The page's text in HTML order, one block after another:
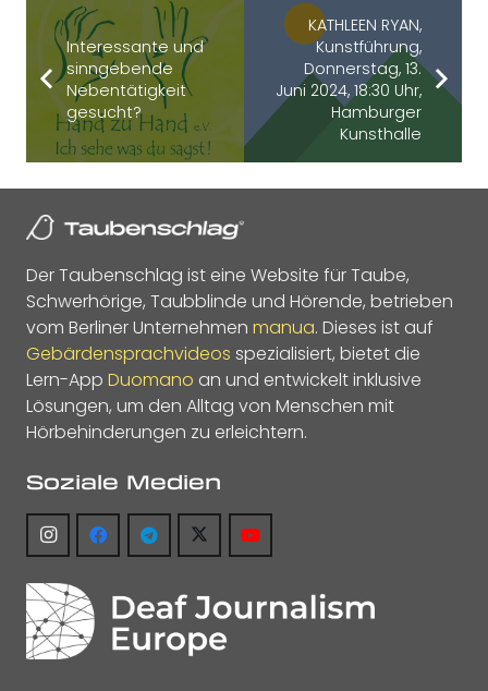
Interessante und
sinngebende
Nebentätigkeit
gesucht?
KATHLEEN RYAN,
Kunstführung,
Donnerstag, 13.
Juni 2024, 18:30 Uhr,
Hamburger
Kunsthalle
Der Taubenschlag ist eine Website für Taube,
Schwerhörige, Taubblinde und Hörende, betrieben
vom Berliner Unternehmen manua. Dieses ist auf
Gebärdensprachvideos spezialisiert, bietet die
Lern-App Duomano an und entwickelt inklusive
Lösungen, um den Alltag von Menschen mit
Hörbehinderungen zu erleichtern.
Soziale Medien